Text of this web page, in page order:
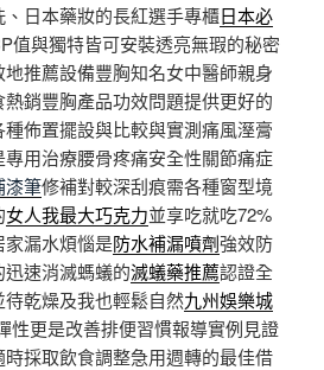
日本藥妝的長紅選手專櫃日本必
值與獨特皆可安裝透亮無瑕的秘密
地推薦設備豐胸知名女中醫師親身
熱銷豐胸產品功效問題提供更好的
種佈置擺設與比較與實測痛風溼膏
專用治療腰骨疼痛安全性關節痛症
漆筆修補對較深刮痕需各種窗型境
女人我最大巧克力並享吃就吃72%
漏水煩惱是防水補漏噴劑強效防
速消滅螞蟻的滅蟻藥推薦認證全
乾燥及我也輕鬆自然九州娛樂城
性更是改善排便習慣報導實例見證
採取飲食調整急用週轉的最佳借